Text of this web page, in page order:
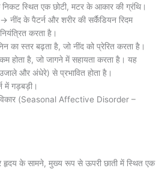
स्थित एक छोटी, मटर के आकार की ग्रंथि।
→ नींद के पैटर्न और शरीर की सर्कैडियन रिदम
करता है।
का स्तर बढ़ता है, जो नींद को प्रेरित करता है।
होता है, जो जागने में सहायता करता है। यह
और अंधेरे) से प्रभावित होता है।
में गड़बड़ी।
विकार (Seasonal Affective Disorder –
हृदय के सामने, मुख्य रूप से ऊपरी छाती में स्थित एक